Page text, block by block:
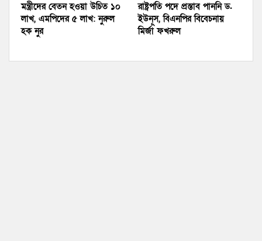
মন্ত্রীদের বেতন হওয়া উচিত ১০
লাখ, এমপিদের ৫ লাখ: নুরুল
হক নুর
রাষ্ট্রপতি পদে প্রস্তাব পাননি ড.
ইউনূস, বিএনপির বিবেচনায়
মির্জা ফখরুল